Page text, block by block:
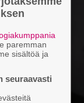
paremman
sisältöä ja
seuraavasti